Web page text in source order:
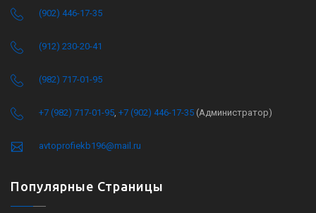
(902) 446-17-35
(912) 230-20-41
(982) 717-01-95
+7 (982) 717-01-95 +7 (902) 446-17-35 (Администратор)
avtoprofiekb196@mail.ru
Популярные Страницы